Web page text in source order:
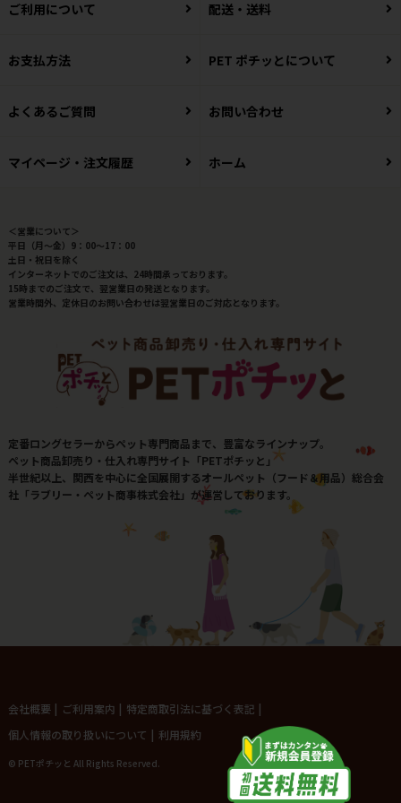
ご利用について 配送・送料
お支払方法 PET ポチッとについて
よくあるご質問 お問い合わせ
マイページ・注文履歴 ホーム
＜営業について＞
平日（月～金）9：00～17：00
土日・祝日を除く
インターネットでのご注文は、24時間承っております。
15時までのご注文で、翌営業日の発送となります。
営業時間外、定休日のお問い合わせは翌営業日のご対応となります。
定番ロングセラーからペット専門商品まで、豊富なラインナップ。
ペット商品卸売り・仕入れ専門サイト「PETポチッと」
半世紀以上、関西を中心に全国展開するオールペット（フード＆用品）総合会
社「ラブリー・ペット商事株式会社」が運営しております。
会社概要 | ご利用案内 | 特定商取引法に基づく表記 |
個人情報の取り扱いについて | 利用規約
© PETポチッと All Rights Reserved.